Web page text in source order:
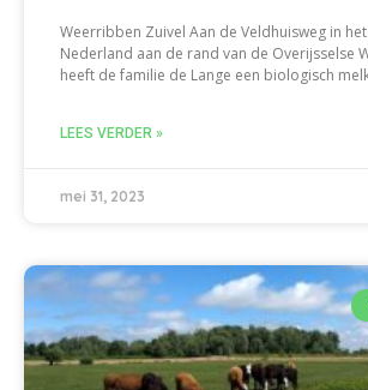
Weerribben Zuivel Aan de Veldhuisweg in
Nederland aan de rand van de Overijsselse
heeft de familie de Lange een biologisch
LEES VERDER »
mei 31, 2023